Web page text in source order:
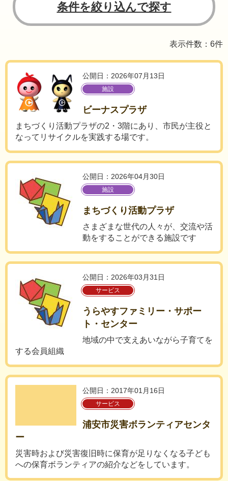
条件を絞り込んで探す
表示件数：6件
公開日：2026年07月13日
施設
ビーナスプラザ
まちづくり活動プラザの2・3階にあり、市民が主役と
なってリサイクルを実践する場です。
公開日：2026年04月30日
施設
まちづくり活動プラザ
さまざまな世代の人々が、交流や活
動をすることができる施設です
公開日：2026年03月31日
サービス
うらやすファミリー・サポー
ト・センター
地域の中で支えあいながら子育てを
する会員組織
公開日：2017年01月16日
サービス
浦安市災害ボランティアセンタ
ー
災害時および災害復旧時に保育が足りなくなる子ども
への保育ボランティアの紹介などをしています。